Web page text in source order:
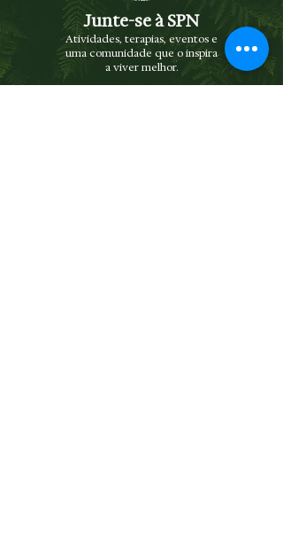
Junte-se à SPN
Atividades, terapias, eventos e
uma comunidade que o inspira
a viver melhor.